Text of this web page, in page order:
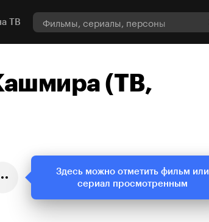
ТВ
(ТВ,
Здесь можно отметить фильм или
сериал просмотренным